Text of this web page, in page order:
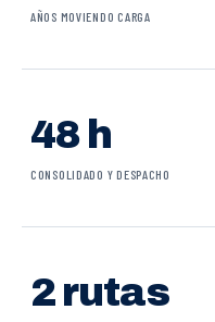
AÑOS MOVIENDO CARGA
48 h
CONSOLIDADO Y DESPACHO
2 rutas